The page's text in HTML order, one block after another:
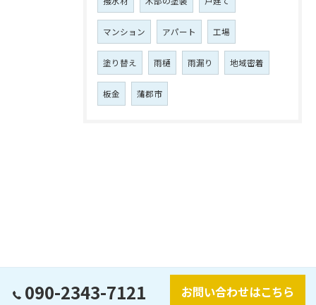
マンション アパート 工場
塗り替え 雨樋 雨漏り 地域密着
板金 蒲郡市
090-2343-7121 お問い合わせはこちら